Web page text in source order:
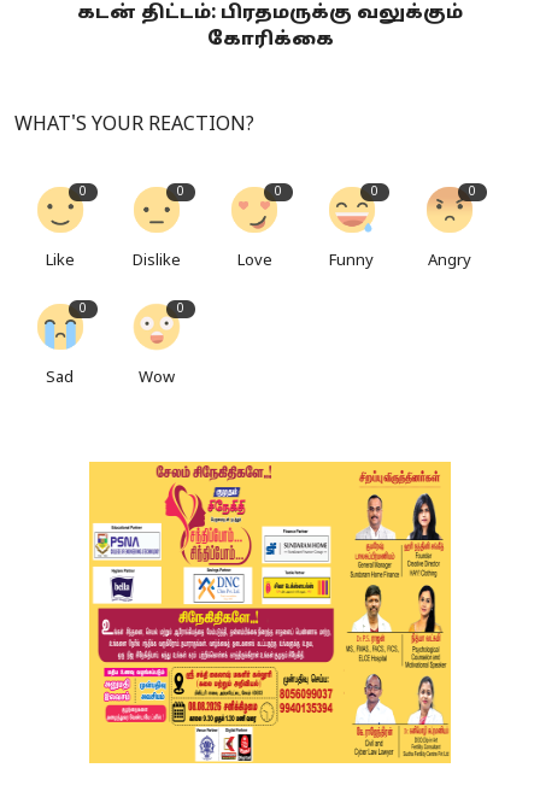
கடன் திட்டம்: பிரதமருக்கு வலுக்கும்
கோரிக்கை
WHAT'S YOUR REACTION?
0
Like
0
Dislike
0
Love
0
Funny
0
Angry
0
Sad
0
Wow